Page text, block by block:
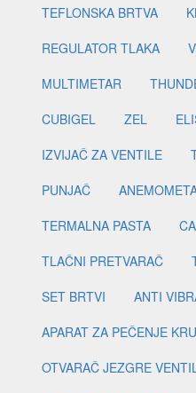
TEFLONSKA BRTVA
REGULATOR TLAKA
MULTIMETAR
CUBIGEL
ZEL
IZVIJAČ ZA VENTILE
PUNJAČ
TERMALNA PASTA
TLAČNI PRETVARAČ
SET BRTVI
ANTI
APARAT ZA PEČENJE
OTVARAČ JEZGRE